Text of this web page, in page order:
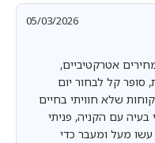
05/03/2026
אטרקטיביים,
סופר קל לבחור יום
שלא חוויתי בחיים
עם הקניה, פניתי
עשו מעל ומעבר כדי